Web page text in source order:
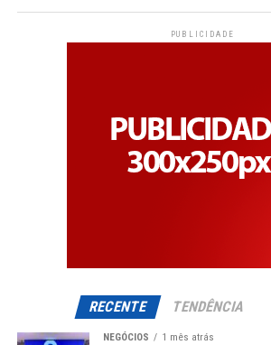
PUBLICIDADE
RECENTE TENDÊNCIA
NEGÓCIOS 1 mês atrás